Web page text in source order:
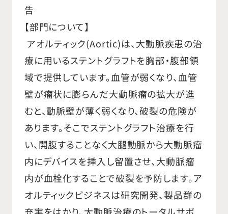
告
【部門について】
アオルティック(Aortic)は、大動脈疾患の治
療に用いるステントグラフトを胸部・腹部領
域で提供しています。血管が弱くなり、血管
壁が瘤状に膨らんだ大動脈瘤の拡大が進
むと、動脈壁が薄く弱くなり、破裂の危険が
あります。そこでステントグラフト治療を行
い、開腹することなく大腿動脈から大動脈瘤
内にデバイスを挿入し留置させ、大動脈瘤
内が血栓化することで破裂を予防します。ア
オルティックビジネスは研究開発、製品群の
充実をはかり、大動脈治療のトータルサポ